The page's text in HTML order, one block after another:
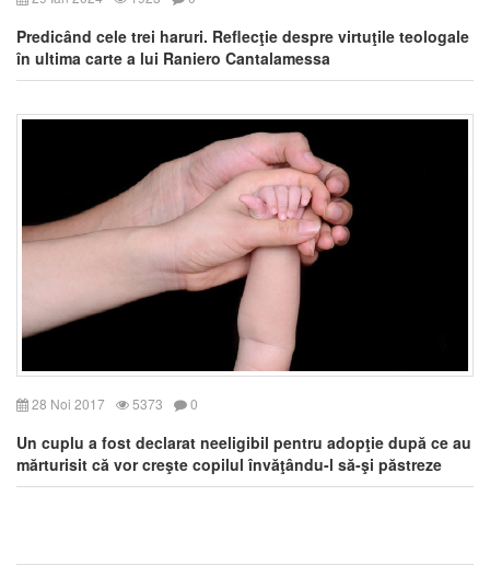
Predicând cele trei haruri. Reflecţie despre virtuţile teologale
în ultima carte a lui Raniero Cantalamessa
28 Noi 2017 5373 0
Un cuplu a fost declarat neeligibil pentru adopţie după ce au
mărturisit că vor creşte copilul învăţându-l să-şi păstreze
curăţia până la căsătorie